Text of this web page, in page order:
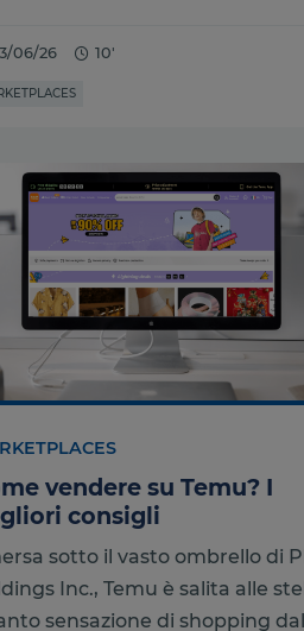
06/26 10'
vendere su Temu? I
consigli
sotto il vasto ombrello di
Inc., Temu è salita alle
sensazione di shopping